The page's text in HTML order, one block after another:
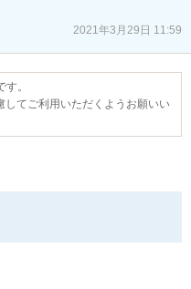
2021年3月29日 11:59
。
してご利用いただくようお願いい